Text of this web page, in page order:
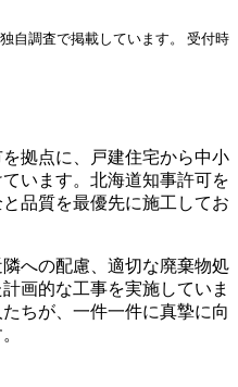
自調査で掲載しています。 受付時
拠点に、戸建住宅から中小
います。北海道知事許可を
品質を最優先に施工してお
への配慮、適切な廃棄物処
画的な工事を実施していま
ちが、一件一件に真摯に向